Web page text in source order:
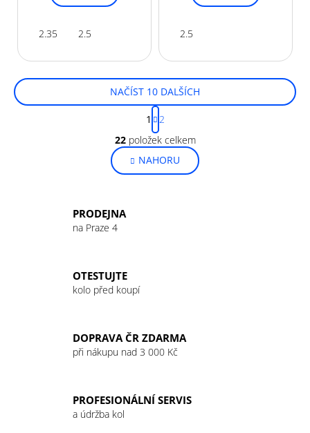
2.35 2.5 2.5
O
v
l
á
v
ý
p
s
u
NAČÍST 10 DALŠÍCH
S
t
r
á
n
k
1
2
22položek celkem
NAHORU
PRODEJNA
na Praze 4
OTESTUJTE
kolo před koupí
DOPRAVA ČR ZDARMA
při nákupu nad 3 000 Kč
PROFESIONÁLNÍ SERVIS
a údržba kol